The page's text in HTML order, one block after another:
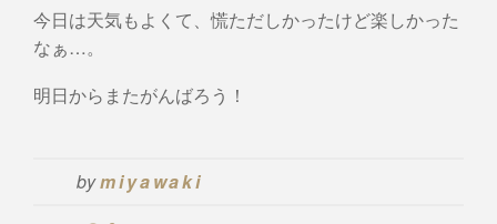
今日は天気もよくて、慌ただしかったけど楽しかった
なぁ…。
明日からまたがんばろう！
bymiyawaki